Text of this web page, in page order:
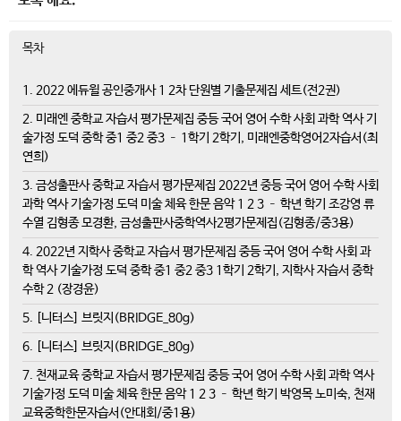
목차
1. 2022 에듀윌 공인중개사 1 2차 단원별 기출문제집 세트(전2권)
2. 미래엔 중학교 자습서 평가문제집 중등 국어 영어 수학 사회 과학 역사 기
술가정 도덕 중학 중1 중2 중3 – 1학기 2학기, 미래엔중학영어2자습서(최
연희)
3. 금성출판사 중학교 자습서 평가문제집 2022년 중등 국어 영어 수학 사회
과학 역사 기술가정 도덕 미술 체육 한문 음악 1 2 3 – 학년 학기 조강영 류
수열 김형종 모경환, 금성출판사중학역사2평가문제집(김형종/중3용)
4. 2022년 지학사 중학교 자습서 평가문제집 중등 국어 영어 수학 사회 과
학 역사 기술가정 도덕 중학 중1 중2 중3 1학기 2학기, 지학사 자습서 중학
수학 2 (장경윤)
5. [니터스] 브릿지(BRIDGE_80g)
6. [니터스] 브릿지(BRIDGE_80g)
7. 천재교육 중학교 자습서 평가문제집 중등 국어 영어 수학 사회 과학 역사
기술가정 도덕 미술 체육 한문 음악 1 2 3 – 학년 학기 박영목 노미숙, 천재
교육중학한문자습서(안대회/중1용)